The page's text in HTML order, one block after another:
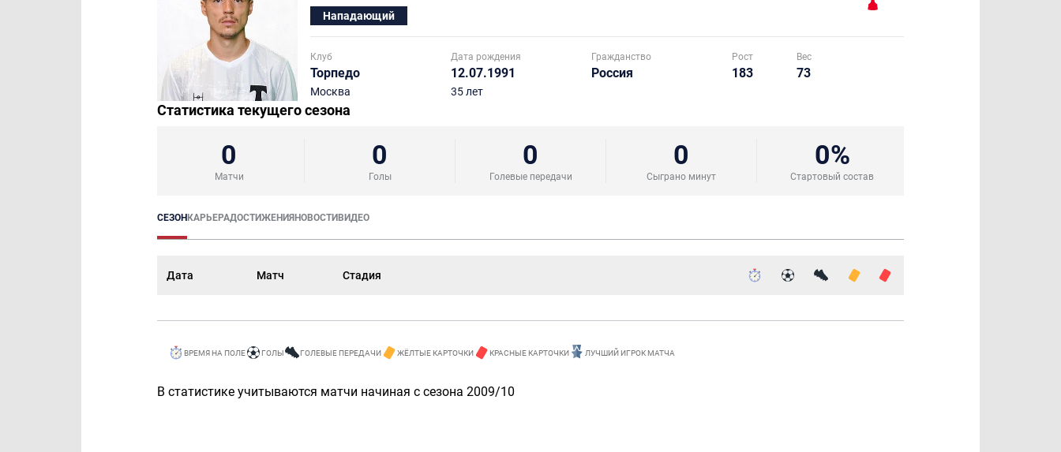
Нападающий
Клуб
Торпедо
Москва
Дата рождения
12.07.1991
35 лет
Гражданство
Россия
Рост
183
Вес
73
Статистика текущего сезона
0
Матчи
0
Голы
0
Голевые передачи
0
Сыграно минут
0%
Стартовый состав
СЕЗОНКАРЬЕРАДОСТИЖЕНИЯНОВОСТИВИДЕО
Дата Матч Стадия
ВРЕМЯ НА ПОЛЕ ГОЛЫ ГОЛЕВЫЕ ПЕРЕДАЧИ ЖЁЛТЫЕ КАРТОЧКИ КРАСНЫЕ КАРТОЧКИ ЛУЧШИЙ ИГРОК МАТЧА
В статистике учитываются матчи начиная с сезона 2009/10